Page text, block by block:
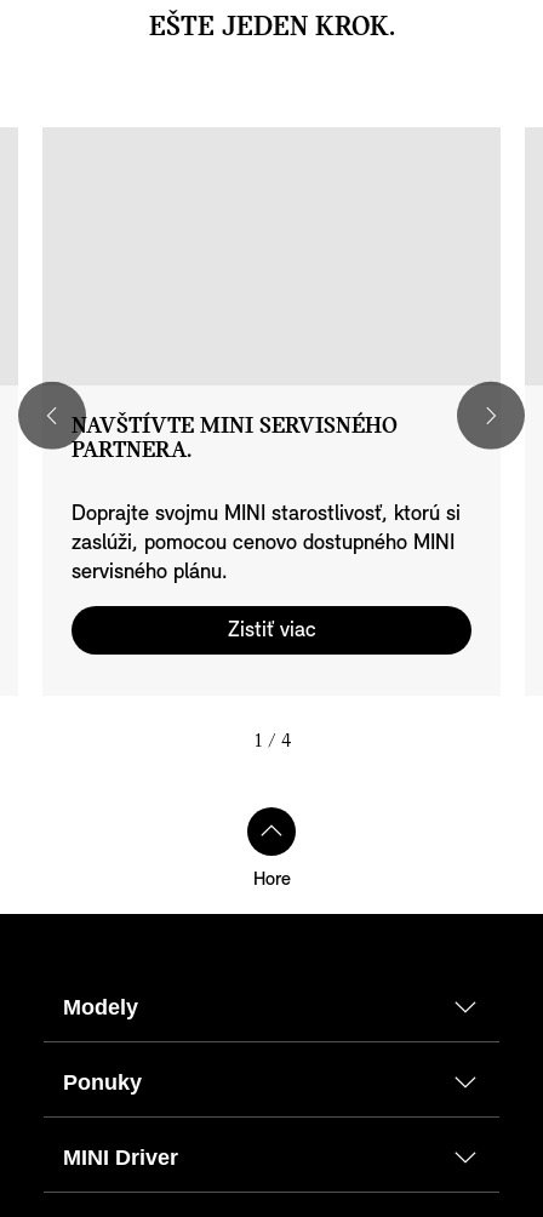
EŠTE JEDEN KROK.
NAVŠTÍVTE MINI SERVISNÉHO
PARTNERA.
Doprajte svojmu MINI starostlivosť, ktorú si
zaslúži, pomocou cenovo dostupného MINI
servisného plánu.
Zistiť viac
1 / 4
Hore
Modely
Ponuky
MINI Driver